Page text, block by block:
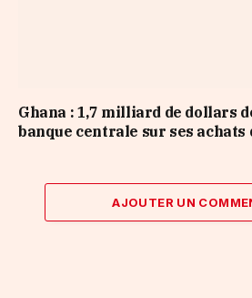
Ghana : 1,7 milliard de dollars
banque centrale sur ses achats
AJOUTER UN